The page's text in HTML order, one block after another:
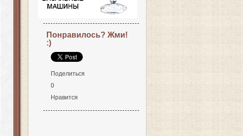
Понравилось? Жми!
:)
Поделиться
0
Нравится